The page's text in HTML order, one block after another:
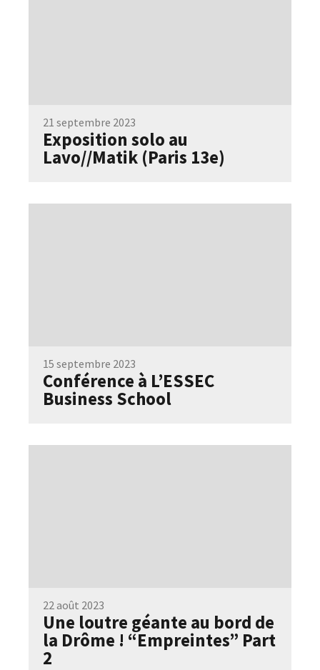
21 septembre 2023
Exposition solo au
Lavo//Matik (Paris 13e)
15 septembre 2023
Conférence à L’ESSEC
Business School
22 août 2023
Une loutre géante au bord de
la Drôme ! “Empreintes” Part
2